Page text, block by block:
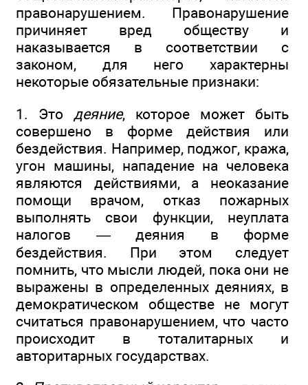
правонарушением. Правонарушение
причиняет вред обществу и
наказывается в соответствии с
законом, для него характерны
некоторые обязательные признаки:
1. Это деяние, которое может быть
совершено в форме действия или
бездействия. Например, поджог, кража,
угон машины, нападение на человека
являются действиями, а неоказание
помощи врачом, отказ пожарных
выполнять свои функции, неуплата
налогов — деяния в форме
бездействия. При этом следует
помнить, что мысли людей, пока они не
выражены в определенных деяниях, в
демократическом обществе не могут
считаться правонарушением, что часто
происходит в тоталитарных и
авторитарных государствах.